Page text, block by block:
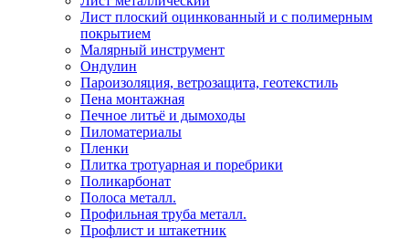
Лист плоский оцинкованный и с полимерным
покрытием
Малярный инструмент
Ондулин
Пароизоляция, ветрозащита, геотекстиль
Пена монтажная
Печное литьё и дымоходы
Пиломатериалы
Пленки
Плитка тротуарная и поребрики
Поликарбонат
Полоса металл.
Профильная труба металл.
Профлист и штакетник